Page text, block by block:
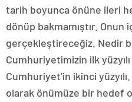
tarih boyunca önüne ileri
dönüp bakmamıştır.
gerçekleştireceğiz. Nedir
Cumhuriyetimizin ilk
Cumhuriyet’in ikinci yüzyılı.
olarak önümüze bir hedef